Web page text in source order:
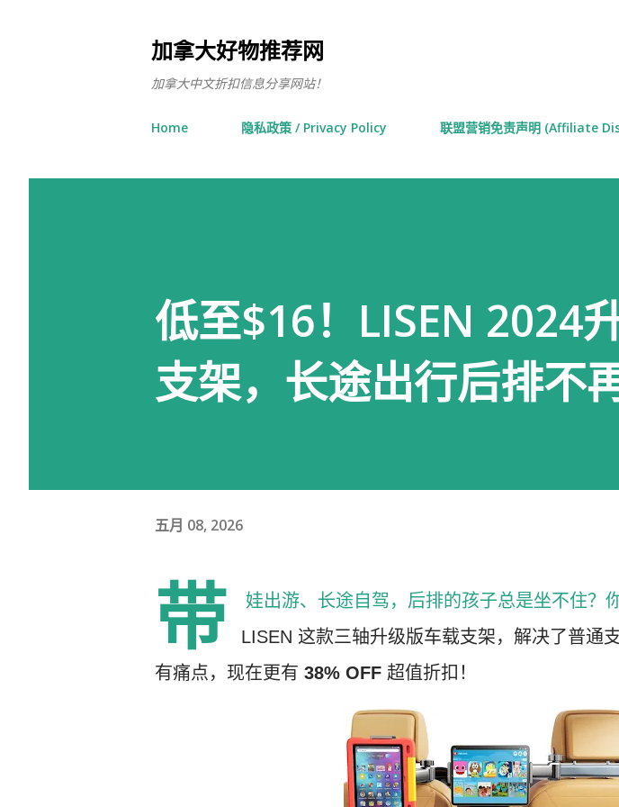
加拿大好物推荐网
加拿大中文折扣信息分享网站！
Home 隐私政策 / Privacy Policy 联盟营销免责声明 (Affiliate
低至$16！LISEN 2024
支架，长途出行后排不
五月 08, 2026
带
娃出游、长途自驾，后排的孩子总是坐不住？
LISEN 这款三轴升级版车载支架，解决了普通
有痛点，现在更有 38% OFF 超值折扣！